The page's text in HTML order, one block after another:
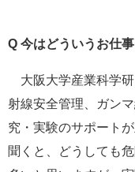
Q 今はどういうお仕
大阪大学産業科学
射線安全管理、ガン
究・実験のサポート
聞くと、どうしても